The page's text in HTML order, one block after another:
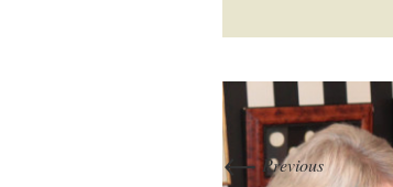
←Previous